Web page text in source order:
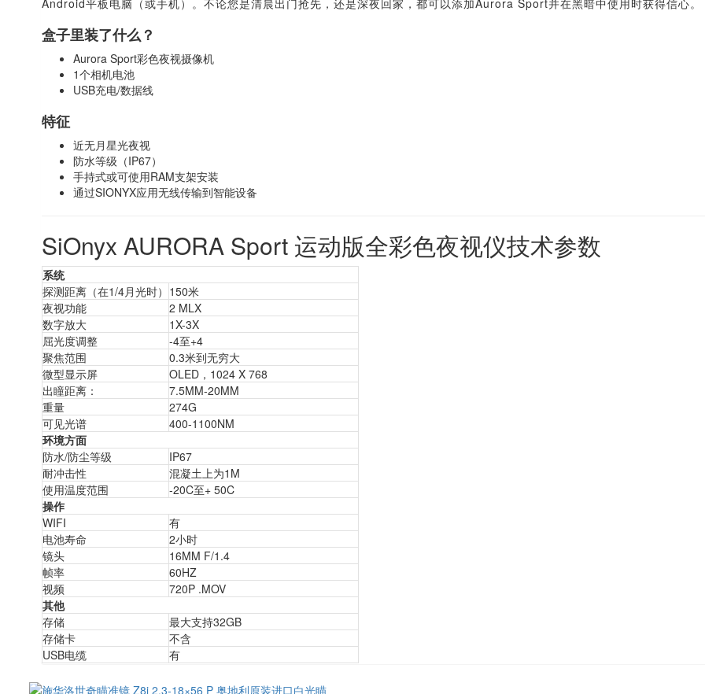
Android平板电脑（或手机）。不论您是清晨出门抢先，还是深夜回家，都可以添加Aurora Sport并在黑暗中使用时获得信心。
盒子里装了什么？
Aurora Sport彩色夜视摄像机
1个相机电池
USB充电/数据线
特征
近无月星光夜视
防水等级（IP67）
手持式或可使用RAM支架安装
通过SIONYX应用无线传输到智能设备
SiOnyx AURORA Sport 运动版全彩色夜视仪技术参数
系统
探测距离（在1/4月光时） 150米
夜视功能
2 MLX
数字放大
1X-3X
屈光度调整
-4至+4
聚焦范围
0.3米到无穷大
微型显示屏
OLED，1024 X 768
出瞳距离：
7.5MM-20MM
重量
274G
可见光谱
400-1100NM
环境方面
防水/防尘等级
IP67
耐冲击性
混凝土上为1M
使用温度范围
-20C至+ 50C
操作
WIFI
有
电池寿命
2小时
镜头
16MM F/1.4
帧率
60HZ
视频
720P .MOV
其他
存储
最大支持32GB
存储卡
不含
USB电缆
有